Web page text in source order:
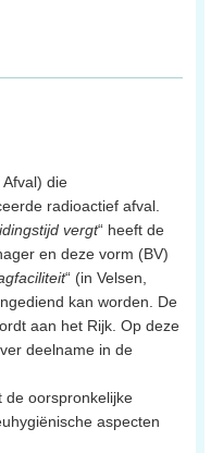
die
radioactief afval.
vergt“ heeft de
en deze vorm (BV)
“ (in Velsen,
kan worden. De
aan het Rijk. Op deze
deelname in de
de oorspronkelijke
aspecten